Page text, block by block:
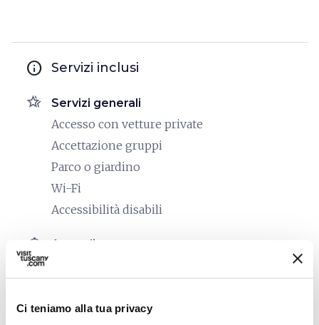
Ci teniamo alla tua privacy
info Servizi inclusi
hotel_class Servizi generali
Accesso con vetture private
Accettazione gruppi
Parco o giardino
Wi-Fi
Accessibilità disabili
room_service Accoglienza